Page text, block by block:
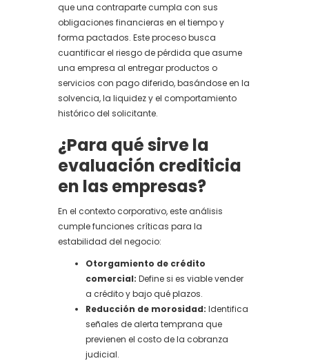
que una contraparte cumpla con sus
obligaciones financieras en el tiempo y
forma pactados. Este proceso busca
cuantificar el riesgo de pérdida que asume
una empresa al entregar productos o
servicios con pago diferido, basándose en la
solvencia, la liquidez y el comportamiento
histórico del solicitante.
¿Para qué sirve la
evaluación crediticia
en las empresas?
En el contexto corporativo, este análisis
cumple funciones críticas para la
estabilidad del negocio:
Otorgamiento de crédito
comercial: Define si es viable vender
a crédito y bajo qué plazos.
Reducción de morosidad: Identifica
señales de alerta temprana que
previenen el costo de la cobranza
judicial.